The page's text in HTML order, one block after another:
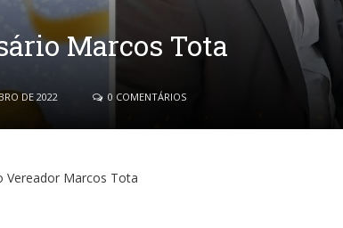
Marcos Tota
DE 2022 0 COMENTÁRIOS
Vereador Marcos Tota